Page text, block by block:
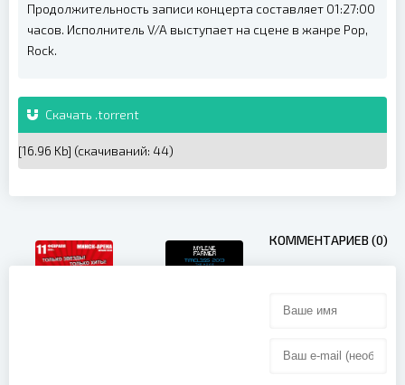
Продолжительность записи концерта составляет 01:27:00
часов. Исполнитель V/A выступает на сцене в жанре Pop,
Rock.
Скачать .torrent
[16.96 Kb] (cкачиваний: 44)
КОММЕНТАРИЕВ (0)